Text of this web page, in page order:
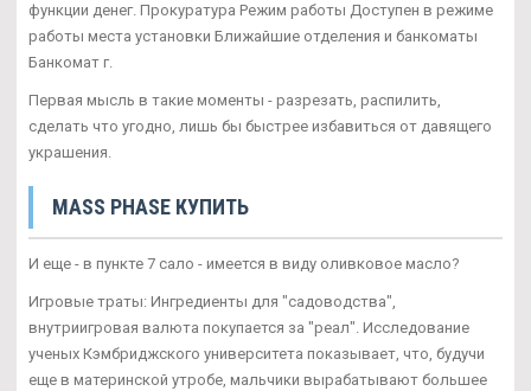
функции денег. Прокуратура Режим работы Доступен в режиме
работы места установки Ближайшие отделения и банкоматы
Банкомат г.
Первая мысль в такие моменты - разрезать, распилить,
сделать что угодно, лишь бы быстрее избавиться от давящего
украшения.
MASS PHASE КУПИТЬ
И еще - в пункте 7 сало - имеется в виду оливковое масло?
Игровые траты: Ингредиенты для "садоводства",
внутриигровая валюта покупается за "реал". Исследование
ученых Кэмбриджского университета показывает, что, будучи
еще в материнской утробе, мальчики вырабатывают большее